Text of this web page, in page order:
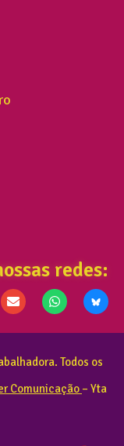
redes:
Todos os
Comunicação – Yta